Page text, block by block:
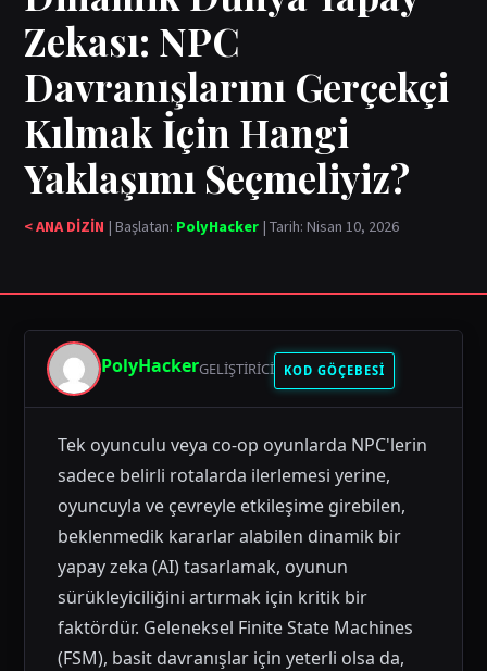
Zekası: NPC
Davranışlarını Gerçekçi
Kılmak İçin Hangi
Yaklaşımı Seçmeliyiz?
< ANA DİZİN | Başlatan: PolyHacker | Tarih: Nisan 10, 2026
PolyHackerGELIŞTIRICI KOD GÖÇEBESİ
Tek oyunculu veya co-op oyunlarda NPC'lerin
sadece belirli rotalarda ilerlemesi yerine,
oyuncuyla ve çevreyle etkileşime girebilen,
beklenmedik kararlar alabilen dinamik bir
yapay zeka (AI) tasarlamak, oyunun
sürükleyiciliğini artırmak için kritik bir
faktördür. Geleneksel Finite State Machines
(FSM), basit davranışlar için yeterli olsa da,